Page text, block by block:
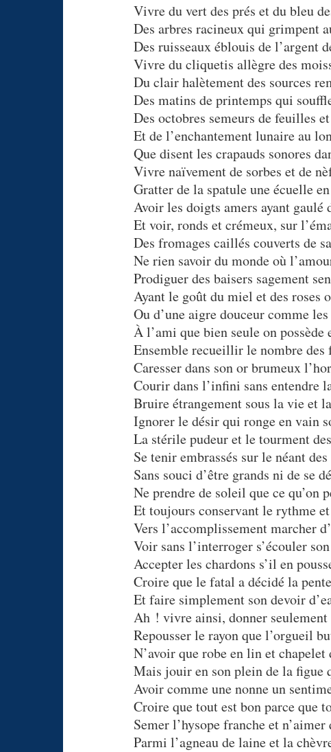
Vivre du vert des prés et du bleu
Des arbres racineux qui grimpent
Des ruisseaux éblouis de l’argent
Vivre du cliquetis allègre des
Du clair halètement des sources
Des matins de printemps qui
Des octobres semeurs de feuilles
Et de l’enchantement lunaire au
Que disent les crapauds sonores
Vivre naïvement de sorbes et de
Gratter de la spatule une écuelle
Avoir les doigts amers ayant gaulé
Et voir, ronds et crémeux, sur
Des fromages caillés couverts de
Ne rien savoir du monde où
Prodiguer des baisers sagement
Ayant le goût du miel et des roses
Ou d’une aigre douceur comme
À l’ami que bien seule on possède
Ensemble recueillir le nombre des
Caresser dans son or brumeux
Courir dans l’infini sans entendre
Bruire étrangement sous la vie et
Ignorer le désir qui ronge en vain
La stérile pudeur et le tourment
Se tenir embrassés sur le néant des
Sans souci d’être grands ni de se
Ne prendre de soleil que ce qu’on
Et toujours conservant le rythme
Vers l’accomplissement marcher
Voir sans l’interroger s’écouler
Accepter les chardons s’il en
Croire que le fatal a décidé la pente
Et faire simplement son devoir
Ah ! vivre ainsi, donner seulement
Repousser le rayon que l’orgueil
N’avoir que robe en lin et chapelet
Mais jouir en son plein de la figue
Avoir comme une nonne un
Croire que tout est bon parce que
Semer l’hysope franche et n’aimer
Parmi l’agneau de laine et la